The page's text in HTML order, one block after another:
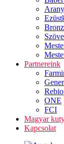
Partnereink
ONE
FCI
Magyar
Kapcsolat